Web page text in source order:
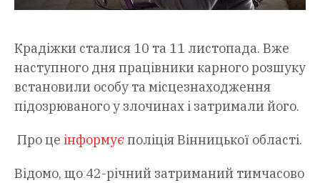
Крадіжки сталися 10 та 11 листопада. Вже
наступного дня працівники карного розшуку
встановили особу та місцезнаходження
підозрюваного у злочинах і затримали його.
Про це інформує поліція Вінницької області.
Відомо, що 42-річний затриманий тимчасово